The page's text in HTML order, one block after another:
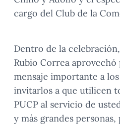
cargo del Club de la
Dentro de la
Rubio Correa aprovechó
mensaje importante a
invitarlos a que utilicen
PUCP al servicio de
y más grandes